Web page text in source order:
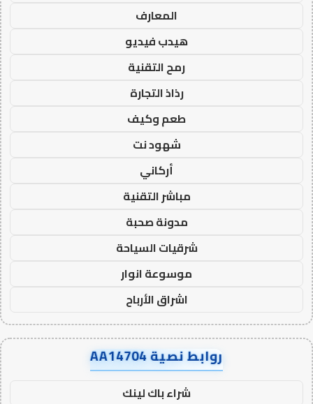
المعارف
هيدب فيديو
رمح التقنية
رذاذ التجارة
طعم وكيف
شهود نت
أركاني
مباشر التقنية
مدونة صحبة
شرقيات السياحة
موسوعة انوار
اشراق الأرباح
روابط نصية AA14704
شراء باك لينك